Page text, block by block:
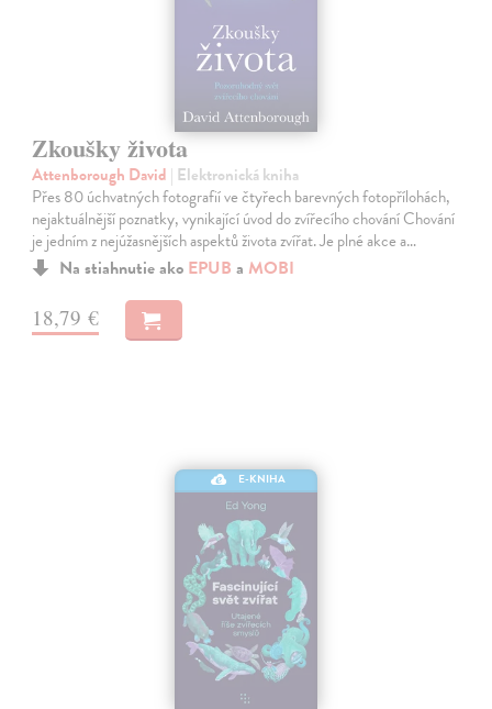
Zkoušky života
Attenborough David | Elektronická kniha
Přes 80 úchvatných fotografií ve čtyřech barevných fotopřílohách,
nejaktuálnější poznatky, vynikající úvod do zvířecího chování Chování
je jedním z nejúžasnějších aspektů života zvířat. Je plné akce a…
Na stiahnutie ako EPUB a MOBI
18,79 €
E-KNIHA